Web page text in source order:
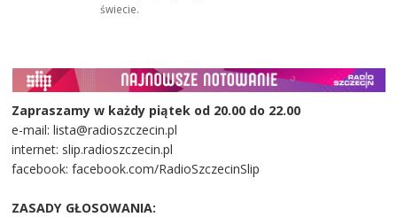
świecie.
Zapraszamy w każdy piątek od 20.00 do 22.00
e-mail: lista@radioszczecin.pl
internet: slip.radioszczecin.pl
facebook: facebook.com/RadioSzczecinSlip
ZASADY GŁOSOWANIA: